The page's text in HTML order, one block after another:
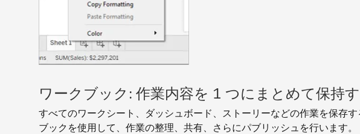
ワークブック: 作業内容を 1 つにまとめて保持
すべてのワークシート、ダッシュボード、ストーリーなどの作業を保存
ブックを使用して、作業の整理、共有、さらにパブリッシュを行います。